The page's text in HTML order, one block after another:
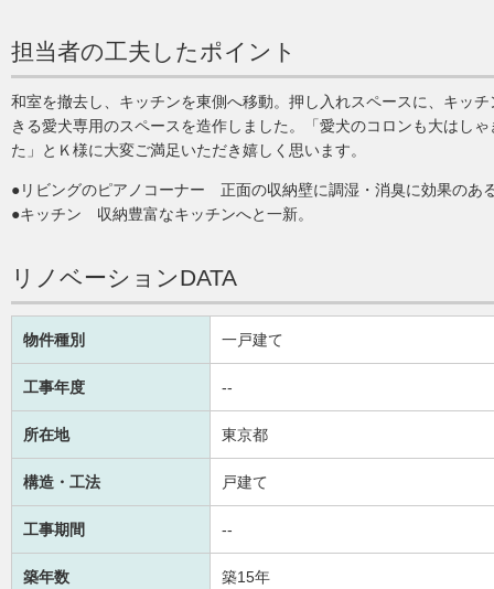
担当者の工夫したポイント
和室を撤去し、キッチンを東側へ移動。押し入れスペースに、キッ
きる愛犬専用のスペースを造作しました。「愛犬のコロンも大はし
た」とＫ様に大変ご満足いただき嬉しく思います。
●リビングのピアノコーナー 正面の収納壁に調湿・消臭に効果のあ
●キッチン 収納豊富なキッチンへと一新。
リノベーションDATA
物件種別 一戸建て
工事年度 --
所在地 東京都
構造・工法 戸建て
工事期間 --
築年数 築15年